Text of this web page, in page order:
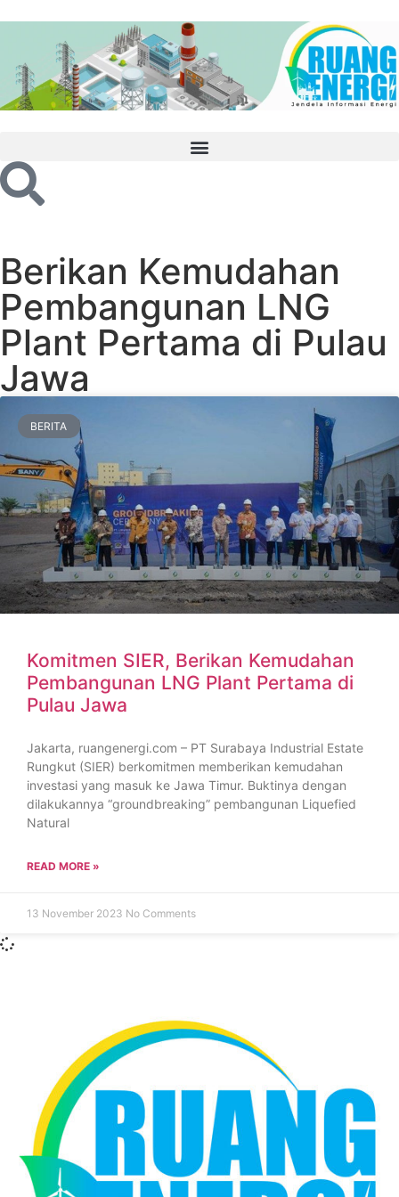
Berikan Kemudahan
Pembangunan LNG
Plant Pertama di Pulau
Jawa
BERITA
Komitmen SIER, Berikan Kemudahan
Pembangunan LNG Plant Pertama di
Pulau Jawa
Jakarta, ruangenergi.com – PT Surabaya Industrial Estate
Rungkut (SIER) berkomitmen memberikan kemudahan
investasi yang masuk ke Jawa Timur. Buktinya dengan
dilakukannya “groundbreaking” pembangunan Liquefied
Natural
READ MORE »
13 November 2023 No Comments